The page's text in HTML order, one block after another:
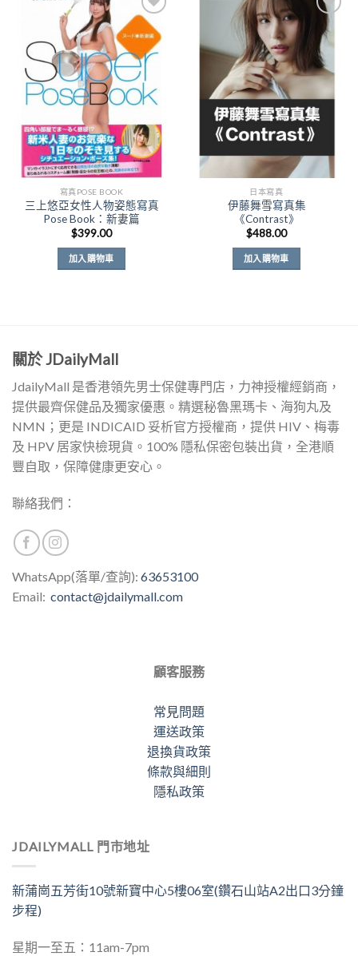
Add to
Wishlist
寫真POSE BOOK
三上悠亞女性人物姿態寫真
Pose Book：新妻篇
$399.00
加入購物車
Add to
Wishlist
日本寫真
伊藤舞雪寫真集
《Contrast》
$488.00
加入購物車
關於 JDailyMall
JdailyMall 是香港領先男士保健專門店，力神授權經銷商，
提供最齊保健品及獨家優惠。精選秘魯黑瑪卡、海狗丸及
NMN；更是 INDICAID 妥析官方授權商，提供 HIV、梅毒
及 HPV 居家快檢現貨。100% 隱私保密包裝出貨，全港順
豐自取，保障健康更安心。
聯絡我們：
WhatsApp(落單/查詢): 63653100
Email: contact@jdailymall.com
顧客服務
常見問題
運送政策
退換貨政策
條款與細則
隱私政策
JDAILYMALL 門市地址
新蒲崗五芳街10號新寶中心5樓06室(鑽石山站A2出口3分鐘
步程)
星期一至五：11am-7pm